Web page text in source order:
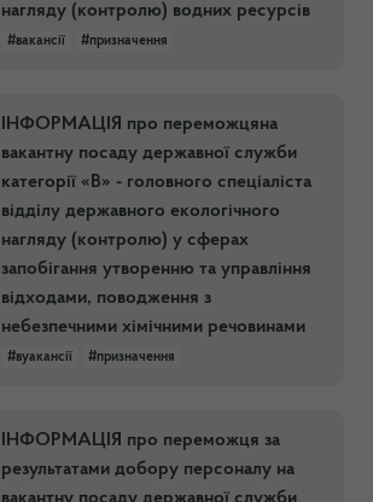
нагляду (контролю) водних ресурсів
#вакансії #призначення
ІНФОРМАЦІЯ про переможцяна
вакантну посаду державної служби
категорії «В» - головного спеціаліста
відділу державного екологічного
нагляду (контролю) у сферах
запобігання утворенню та управління
відходами, поводження з
небезпечними хімічними речовинами
#вуакансії #призначення
ІНФОРМАЦІЯ про переможця за
результатами добору персоналу на